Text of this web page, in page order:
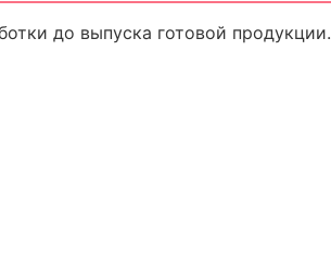
до выпуска готовой продукции.